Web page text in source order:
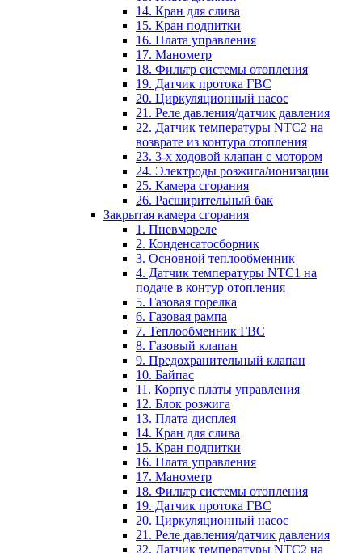
14. Кран для слива
15. Кран подпитки
16. Плата управления
17. Манометр
18. Фильтр системы отопления
19. Датчик протока ГВС
20. Циркуляционный насос
21. Реле давления/датчик давления
22. Датчик температуры NTC2 на
возврате из контура отопления
23. 3-х ходовой клапан с мотором
24. Электроды розжига/ионизации
25. Камера сгорания
26. Расширительный бак
Закрытая камера сгорания
1. Пневмореле
2. Конденсатосборник
3. Основной теплообменник
4. Датчик температуры NTC1 на
подаче в контур отопления
5. Газовая горелка
6. Газовая рампа
7. Теплообменник ГВС
8. Газовый клапан
9. Предохранительный клапан
10. Байпас
11. Корпус платы управления
12. Блок розжига
13. Плата дисплея
14. Кран для слива
15. Кран подпитки
16. Плата управления
17. Манометр
18. Фильтр системы отопления
19. Датчик протока ГВС
20. Циркуляционный насос
21. Реле давления/датчик давления
22. Датчик температуры NTC2 на